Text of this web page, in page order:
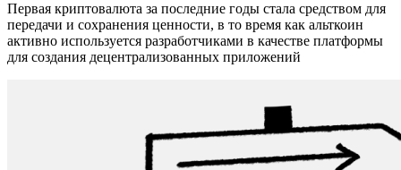
Первая криптовалюта за последние годы стала средством для
передачи и сохранения ценности, в то время как альткоин
активно используется разработчиками в качестве платформы
для создания децентрализованных приложений